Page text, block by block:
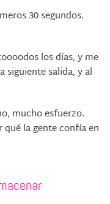
30 segundos.
los días, y me
siguiente salida, y al
mucho esfuerzo.
la gente confía en